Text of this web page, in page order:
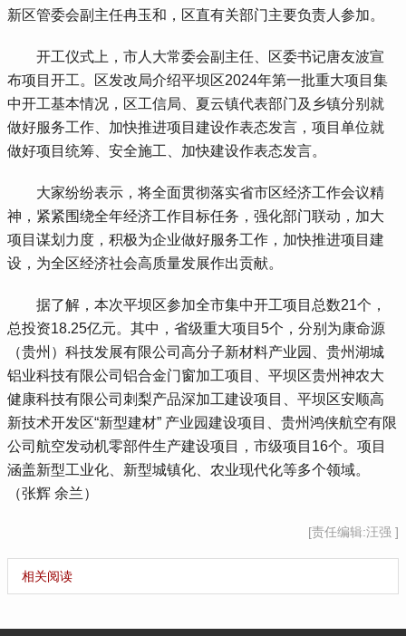
新区管委会副主任冉玉和，区直有关部门主要负责人参加。
开工仪式上，市人大常委会副主任、区委书记唐友波宣
布项目开工。区发改局介绍平坝区2024年第一批重大项目集
中开工基本情况，区工信局、夏云镇代表部门及乡镇分别就
做好服务工作、加快推进项目建设作表态发言，项目单位就
做好项目统筹、安全施工、加快建设作表态发言。
大家纷纷表示，将全面贯彻落实省市区经济工作会议精
神，紧紧围绕全年经济工作目标任务，强化部门联动，加大
项目谋划力度，积极为企业做好服务工作，加快推进项目建
设，为全区经济社会高质量发展作出贡献。
据了解，本次平坝区参加全市集中开工项目总数21个，
总投资18.25亿元。其中，省级重大项目5个，分别为康命源
（贵州）科技发展有限公司高分子新材料产业园、贵州湖城
铝业科技有限公司铝合金门窗加工项目、平坝区贵州神农大
健康科技有限公司刺梨产品深加工建设项目、平坝区安顺高
新技术开发区“新型建材” 产业园建设项目、贵州鸿侠航空有限
公司航空发动机零部件生产建设项目，市级项目16个。项目
涵盖新型工业化、新型城镇化、农业现代化等多个领域。
（张辉 余兰）
[责任编辑:汪强 ]
相关阅读